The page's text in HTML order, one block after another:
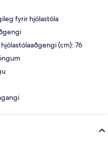
fyrir hjólastóla
(cm): 76